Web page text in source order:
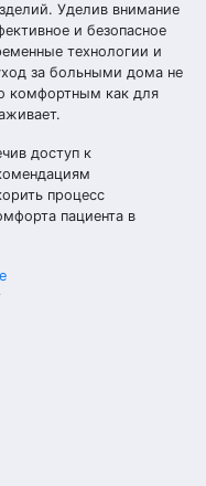
Уделив внимание
и безопасное
технологии и
за больными дома не
комфортным как для
доступ к
процесс
пациента в